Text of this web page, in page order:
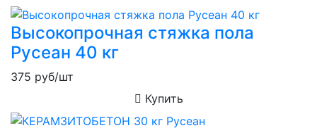
Высокопрочная стяжка пола
Русеан 40 кг
375 руб/шт
Купить